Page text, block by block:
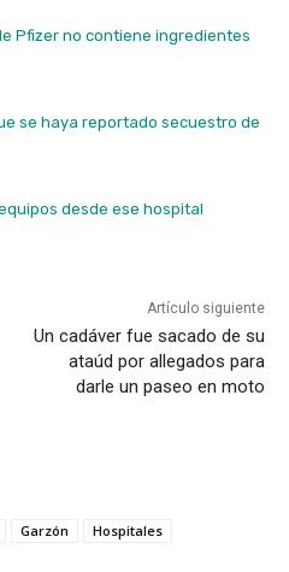
Pfizer no contiene ingredientes
se haya reportado secuestro de
desde ese hospital
Artículo siguiente
Un cadáver fue sacado de su
ataúd por allegados para
darle un paseo en moto
Garzón
Hospitales